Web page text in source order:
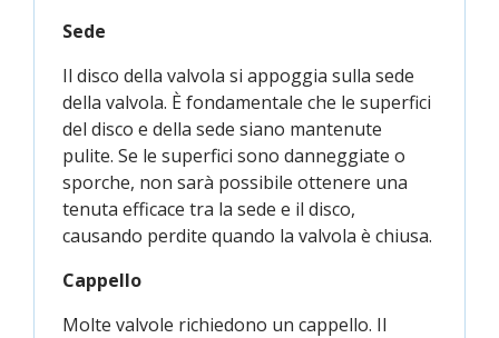
Sede
Il disco della valvola si appoggia sulla sede
della valvola. È fondamentale che le superfici
del disco e della sede siano mantenute
pulite. Se le superfici sono danneggiate o
sporche, non sarà possibile ottenere una
tenuta efficace tra la sede e il disco,
causando perdite quando la valvola è chiusa.
Cappello
Molte valvole richiedono un cappello. Il